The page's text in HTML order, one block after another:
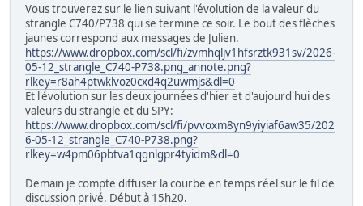
Vous trouverez sur le lien suivant l'évolution de la valeur du
strangle C740/P738 qui se termine ce soir. Le bout des flèches
jaunes correspond aux messages de Julien.
https://www.dropbox.com/scl/fi/zvmhqljv1hfsrztk931sv/2026-
05-12_strangle_C740-P738.png_annote.png?
rlkey=r8ah4ptwklvoz0cxd4q2uwmjs&dl=0
Et l'évolution sur les deux journées d'hier et d'aujourd'hui des
valeurs du strangle et du SPY:
https://www.dropbox.com/scl/fi/pvvoxm8yn9yiyiaf6aw35/202
6-05-12_strangle_C740-P738.png?
rlkey=w4pm06pbtva1qgnlgpr4tyidm&dl=0
Demain je compte diffuser la courbe en temps réel sur le fil de
discussion privé. Début à 15h20.